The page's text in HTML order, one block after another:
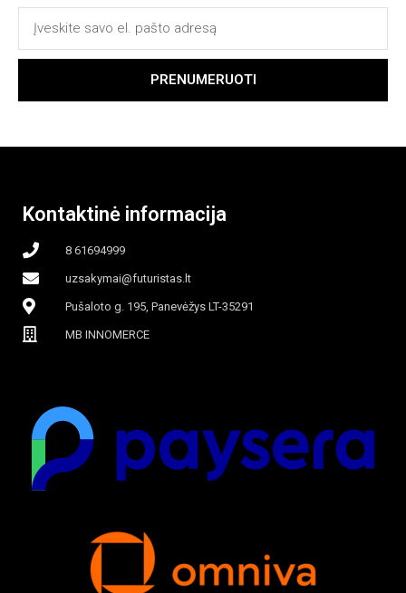
PRENUMERUOTI
Kontaktinė informacija
8 61694999
uzsakymai@futuristas.lt
Pušaloto g. 195, Panevėžys LT-35291
MB INNOMERCE